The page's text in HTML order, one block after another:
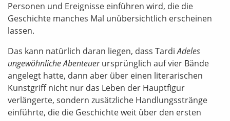
Personen und Ereignisse einführen wird, die die
Geschichte manches Mal unübersichtlich erscheinen
lassen.
Das kann natürlich daran liegen, dass TardiAdeles
ungewöhnliche Abenteuerursprünglich auf vier Bände
angelegt hatte, dann aber über einen literarischen
Kunstgriff nicht nur das Leben der Hauptfigur
verlängerte, sondern zusätzliche Handlungsstränge
einführte, die die Geschichte weit über den ersten